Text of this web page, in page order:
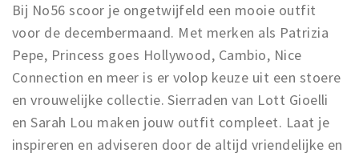
Bij No56 scoor je ongetwijfeld een mooie outfit
voor de decembermaand. Met merken als Patrizia
Pepe, Princess goes Hollywood, Cambio, Nice
Connection en meer is er volop keuze uit een stoere
en vrouwelijke collectie. Sierraden van Lott Gioelli
en Sarah Lou maken jouw outfit compleet. Laat je
inspireren en adviseren door de altijd vriendelijke en